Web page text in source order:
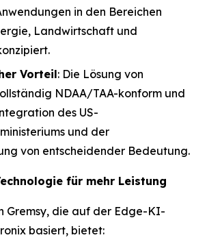
in den Bereichen
Landwirtschaft und
Vorteil: Die Lösung von
NDAA/TAA-konform und
des US-
und der
von entscheidender Bedeutung.
für mehr Leistung
Gremsy, die auf der Edge-KI-
basiert, bietet: